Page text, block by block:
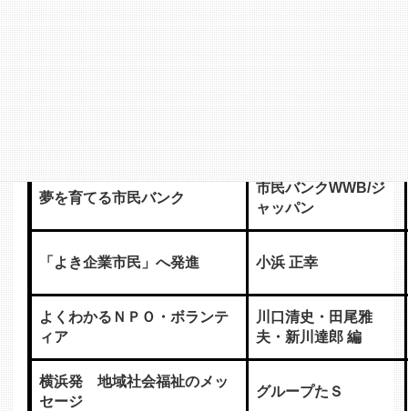
湯布院ゆめ芝居 岩男淳一郎
夢おこし奮戦記 角間 隆
夢・翔ける
北近江“クリーン＆夢
語り”実行委員会
夢を育てる市民バンク
市民バンクWWB/ジ
ャッパン
「よき企業市民」へ発進 小浜 正幸
よくわかるＮＰＯ・ボランテ
ィア
川口清史・田尾雅
夫・新川達郎 編
横浜発 地域社会福祉のメッ
セージ
グループたＳ